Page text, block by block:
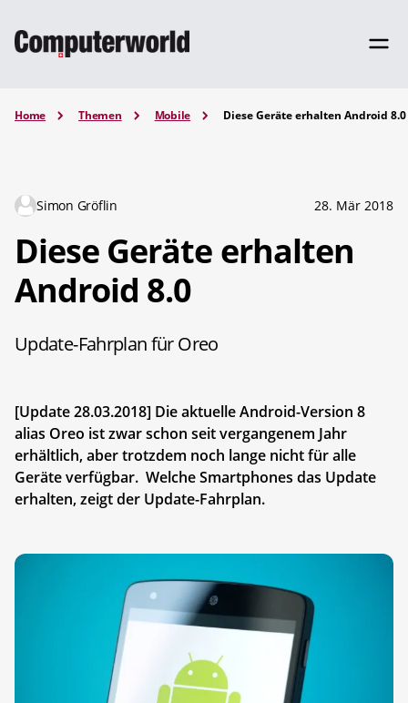
Home Themen Mobile Diese Geräte erhalten Android 8.0
Simon Gröflin 28. Mär 2018
Diese Geräte erhalten
Android 8.0
Update-Fahrplan für Oreo
[Update 28.03.2018] Die aktuelle Android-Version 8
alias Oreo ist zwar schon seit vergangenem Jahr
erhältlich, aber trotzdem noch lange nicht für alle
Geräte verfügbar. Welche Smartphones das Update
erhalten, zeigt der Update-Fahrplan.